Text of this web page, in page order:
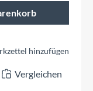
hinzufügen
Vergleichen